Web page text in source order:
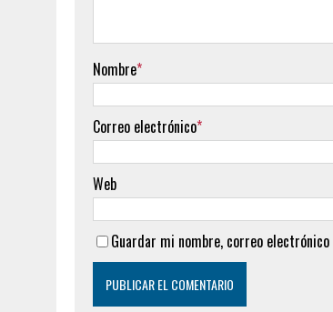
Nombre*
Correo electrónico*
Web
Guardar mi nombre, correo